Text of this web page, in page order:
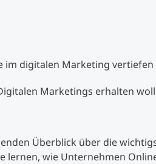
Studienberatung
digitalen Marketing vertiefen
Marketings erhalten
Überblick über die
lernen, wie Unternehmen